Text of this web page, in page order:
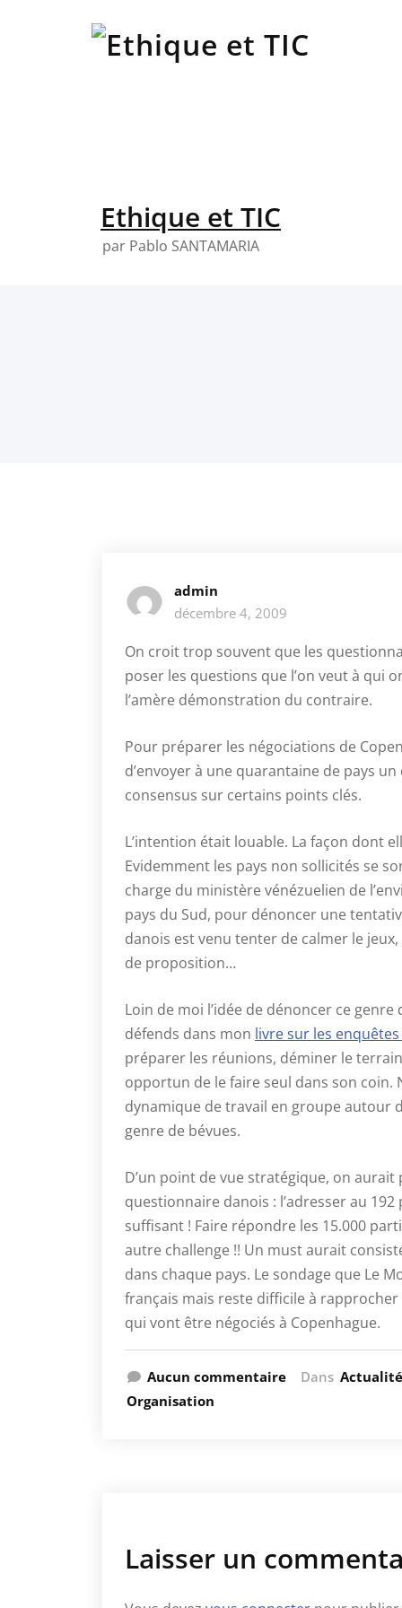
Ethique et TIC
par Pablo SANTAMARIA
admin
décembre 4, 2009
On croit trop souvent que les
poser les questions que l’on veut à qui
l’amère démonstration du contraire.
Pour préparer les négociations de
d’envoyer à une quarantaine de pays
consensus sur certains points clés.
L’intention était louable. La façon dont
Evidemment les pays non sollicités se
charge du ministère vénézuelien de
pays du Sud, pour dénoncer une
danois est venu tenter de calmer le
de proposition…
Loin de moi l’idée de dénoncer ce genre
défends dans mon livre sur les
préparer les réunions, déminer le
opportun de le faire seul dans son
dynamique de travail en groupe autour
genre de bévues.
D’un point de vue stratégique, on
questionnaire danois : l’adresser au
suffisant ! Faire répondre les 15.000
autre challenge !! Un must aurait
dans chaque pays. Le sondage que Le
français mais reste difficile à
qui vont être négociés à Copenhague.
Aucun commentaire Dans Actualité
Organisation
Laisser un